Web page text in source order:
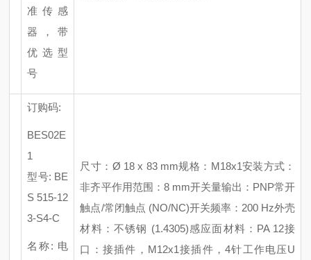
准传感
器，带
优选型
号
订购码:
BES02E
1
型号: BE
S 515-12
3-S4-C
名称: 电
尺寸： Ø 18 x 83 mm规格： M18x1安装方式：
非齐平作用范围： 8 mm开关量输出： PNP常开
触点/常闭触点 (NO/NC)开关频率： 200 Hz外壳
材料：不锈钢 (1.4305)感应面材料： PA 12接
口：接插件， M12x1接插件，4针工作电压U